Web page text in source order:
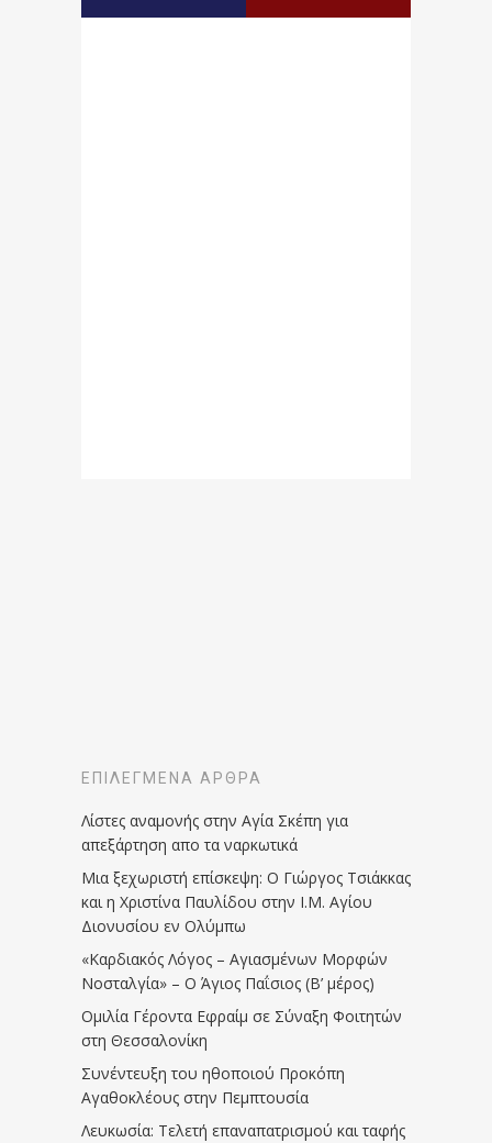
ΕΠΙΛΕΓΜΈΝΑ ΆΡΘΡΑ
Λίστες αναμονής στην Αγία Σκέπη για
απεξάρτηση απο τα ναρκωτικά
Μια ξεχωριστή επίσκεψη: Ο Γιώργος Τσιάκκας
και η Χριστίνα Παυλίδου στην Ι.Μ. Αγίου
Διονυσίου εν Ολύμπω
«Καρδιακός Λόγος – Αγιασμένων Μορφών
Νοσταλγία» – Ο Άγιος Παΐσιος (Β’ μέρος)
Ομιλία Γέροντα Εφραίμ σε Σύναξη Φοιτητών
στη Θεσσαλονίκη
Συνέντευξη του ηθοποιού Προκόπη
Αγαθοκλέους στην Πεμπτουσία
Λευκωσία: Τελετή επαναπατρισμού και ταφής